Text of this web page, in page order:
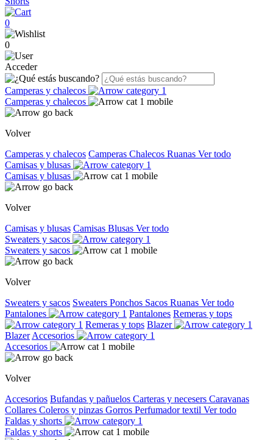
0
0
Acceder
Camperas y chalecos
Camperas y chalecos
Volver
Camperas y chalecos Camperas Chalecos Ruanas Ver todo
Camisas y blusas
Camisas y blusas
Volver
Camisas y blusas Camisas Blusas Ver todo
Sweaters y sacos
Sweaters y sacos
Volver
Sweaters y sacos Sweaters Ponchos Sacos Ruanas Ver todo
Pantalones
Pantalones Remeras y tops
Remeras y tops Blazer
Blazer Accesorios
Accesorios
Volver
Accesorios Bufandas y pañuelos Carteras y necesers Caravanas
Collares Coleros y pinzas Gorros Perfumador textil Ver todo
Faldas y shorts
Faldas y shorts